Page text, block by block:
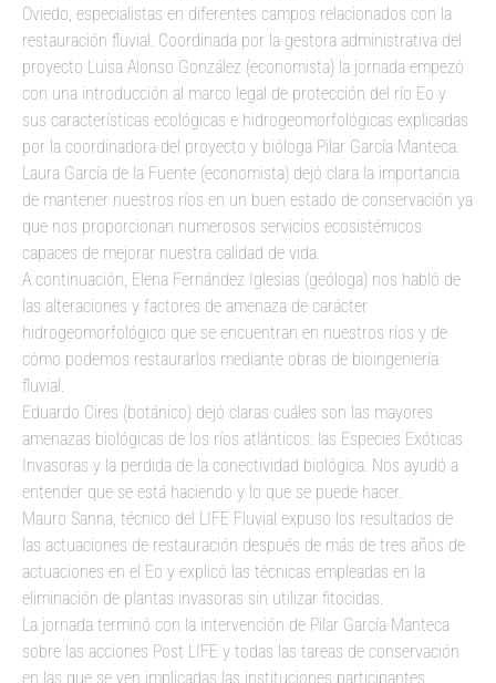
Oviedo, especialistas en diferentes campos relacionados con la
restauración fluvial. Coordinada por la gestora administrativa del
proyecto Luisa Alonso González (economista) la jornada empezó
con una introducción al marco legal de protección del río Eo y
sus características ecológicas e hidrogeomorfológicas explicadas
por la coordinadora del proyecto y bióloga Pilar García Manteca.
Laura García de la Fuente (economista) dejó clara la importancia
de mantener nuestros ríos en un buen estado de conservación ya
que nos proporcionan numerosos servicios ecosistémicos
capaces de mejorar nuestra calidad de vida.
A continuación, Elena Fernández Iglesias (geóloga) nos habló de
las alteraciones y factores de amenaza de carácter
hidrogeomorfológico que se encuentran en nuestros ríos y de
cómo podemos restaurarlos mediante obras de bioingeniería
fluvial.
Eduardo Cires (botánico) dejó claras cuáles son las mayores
amenazas biológicas de los ríos atlánticos: las Especies Exóticas
Invasoras y la perdida de la conectividad biológica. Nos ayudó a
entender que se está haciendo y lo que se puede hacer.
Mauro Sanna, técnico del LIFE Fluvial expuso los resultados de
las actuaciones de restauración después de más de tres años de
actuaciones en el Eo y explicó las técnicas empleadas en la
eliminación de plantas invasoras sin utilizar fitocidas.
La jornada terminó con la intervención de Pilar García Manteca
sobre las acciones Post LIFE y todas las tareas de conservación
en las que se ven implicadas las instituciones participantes,